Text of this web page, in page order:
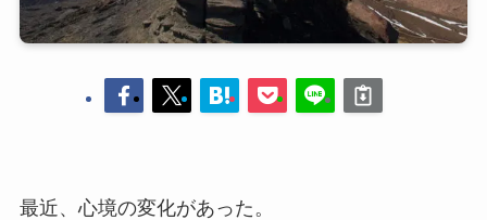
最近、心境の変化があった。